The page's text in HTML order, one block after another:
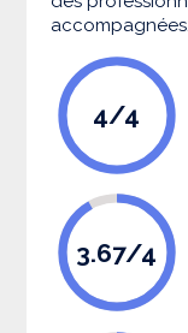
accompagnées.
4/4
3.67/4